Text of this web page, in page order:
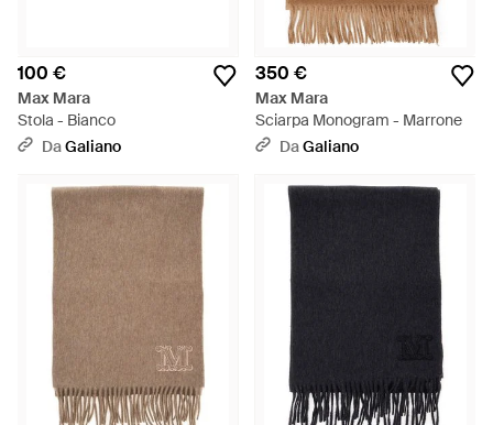
100 €
Max Mara
Stola - Bianco
DaGaliano
350 €
Max Mara
Sciarpa Monogram - Marrone
DaGaliano